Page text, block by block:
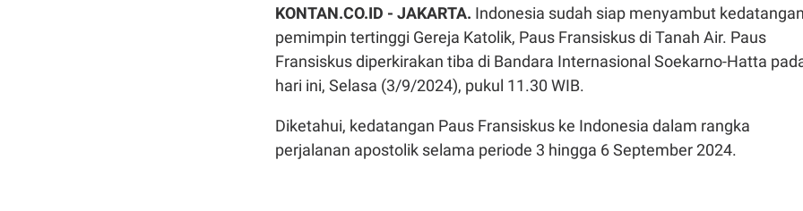
KONTAN.CO.ID - JAKARTA. Indonesia sudah siap menyambut kedatangan
pemimpin tertinggi Gereja Katolik, Paus Fransiskus di Tanah Air. Paus
Fransiskus diperkirakan tiba di Bandara Internasional Soekarno-Hatta
hari ini, Selasa (3/9/2024), pukul 11.30 WIB.
Diketahui, kedatangan Paus Fransiskus ke Indonesia dalam rangka
perjalanan apostolik selama periode 3 hingga 6 September 2024.